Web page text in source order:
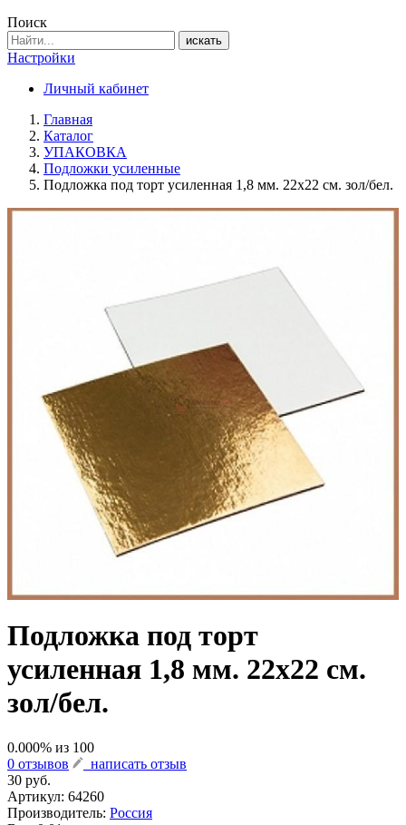
Поиск
искать
Настройки
Личный кабинет
Главная
Каталог
УПАКОВКА
Подложки усиленные
Подложка под торт усиленная 1,8 мм. 22х22 см. зол/бел.
Подложка под торт
усиленная 1,8 мм. 22х22 см.
зол/бел.
0.000% из 100
0 отзывов
написать отзыв
30 руб.
Артикул: 64260
Производитель: Россия